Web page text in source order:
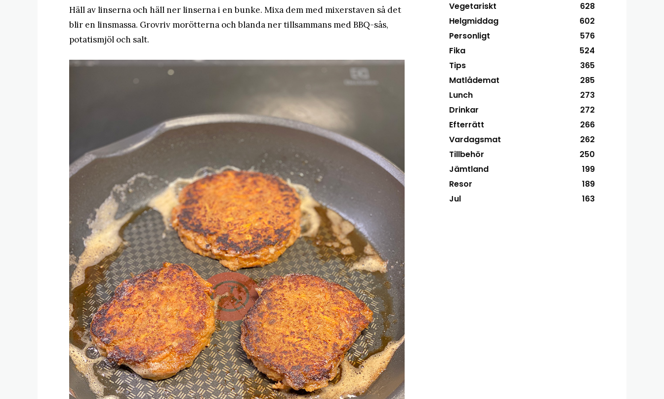
Häll av linserna och häll ner linserna i en bunke. Mixa dem med mixerstaven så det
blir en linsmassa. Grovriv morötterna och blanda ner tillsammans med BBQ-sås,
potatismjöl och salt.
Vegetariskt
628
Helgmiddag
602
Personligt
576
Fika
524
Tips
365
Matlådemat
285
Lunch
273
Drinkar
272
Efterrätt
266
Vardagsmat
262
Tillbehör
250
Jämtland
199
Resor
189
Jul
163